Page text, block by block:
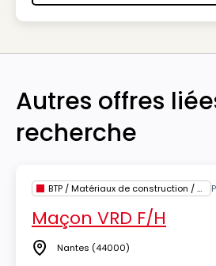
Autres offres
recherche
BTP / Matériaux de construction / Architecture
Maçon VRD F/H
Lieu Nantes (44000)